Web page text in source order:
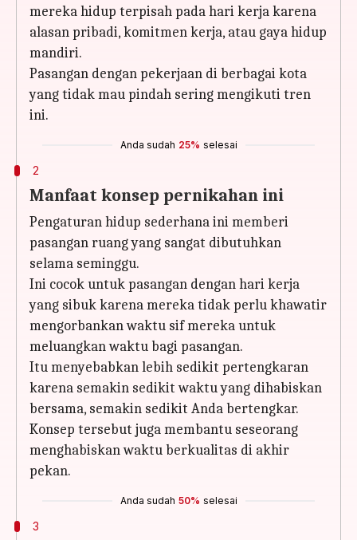
mereka hidup terpisah pada hari kerja karena
alasan pribadi, komitmen kerja, atau gaya hidup
mandiri.
Pasangan dengan pekerjaan di berbagai kota
yang tidak mau pindah sering mengikuti tren
ini.
Anda sudah 25% selesai
2
Manfaat konsep pernikahan ini
Pengaturan hidup sederhana ini memberi
pasangan ruang yang sangat dibutuhkan
selama seminggu.
Ini cocok untuk pasangan dengan hari kerja
yang sibuk karena mereka tidak perlu khawatir
mengorbankan waktu sif mereka untuk
meluangkan waktu bagi pasangan.
Itu menyebabkan lebih sedikit pertengkaran
karena semakin sedikit waktu yang dihabiskan
bersama, semakin sedikit Anda bertengkar.
Konsep tersebut juga membantu seseorang
menghabiskan waktu berkualitas di akhir
pekan.
Anda sudah 50% selesai
3